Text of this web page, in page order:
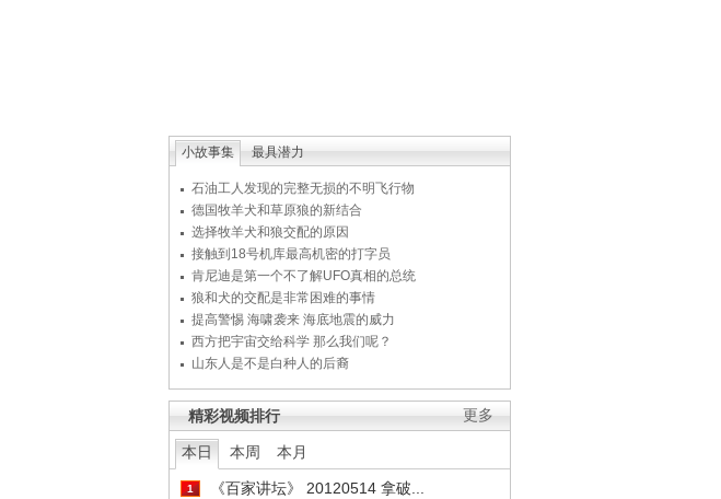
小故事集 最具潜力
石油工人发现的完整无损的不明飞行物
德国牧羊犬和草原狼的新结合
选择牧羊犬和狼交配的原因
接触到18号机库最高机密的打字员
肯尼迪是第一个不了解UFO真相的总统
狼和犬的交配是非常困难的事情
提高警惕 海啸袭来 海底地震的威力
西方把宇宙交给科学 那么我们呢？
山东人是不是白种人的后裔
更多
精彩视频排行
本日 本周 本月
1 《百家讲坛》 20120514 拿破...